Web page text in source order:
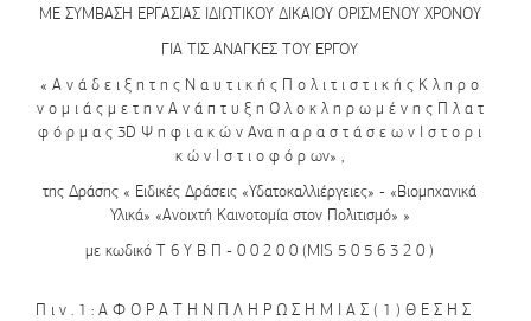
ΜΕ ΣΥΜΒΑΣΗ ΕΡΓΑΣΙΑΣ ΙΔΙΩΤΙΚΟΥ ΔΙΚΑΙΟΥ ΟΡΙΣΜΕΝΟΥ ΧΡΟΝΟΥ
ΓΙΑ ΤΙΣ ΑΝΑΓΚΕΣ ΤΟΥ ΕΡΓΟΥ
« Α ν ά δ ε ι ξ η τ η ς Ν α υ τ ι κ ή ς Π ο λ ι τ ι σ τ ι κ ή ς Κ λ η ρ ο
ν ο μ ι ά ς μ ε τ η ν Α ν ά π τ υ ξ η Ο λ ο κ λ η ρ ω μ έ ν η ς Π λ α τ
φ ό ρ μ α ς 3D Ψ η φ ι α κ ώ ν Ανα π α ρ α σ τ ά σ ε ω ν Ι σ τ ο ρ ι
κ ώ ν Ι σ τ ι ο φ ό ρ ων» ,
της Δράσης « Ειδικές Δράσεις «Υδατοκαλλιέργειες» - «Βιομηχανικά
Υλικά» «Ανοιχτή Καινοτομία στον Πολιτισμό» »
με κωδικό Τ 6 Υ Β Π - 0 0 2 0 0 (MIS 5 0 5 6 3 2 0 )
Π ι ν . 1 : Α Φ Ο Ρ Α Τ Η Ν Π Λ Η Ρ Ω Σ Η Μ Ι Α Σ ( 1 ) Θ Ε Σ Η Σ